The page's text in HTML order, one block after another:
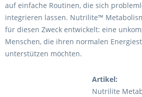
auf einfache Routinen, die sich
integrieren lassen. Nutrilite™
für diesen Zweck entwickelt: eine
Menschen, die ihren normalen
unterstützen möchten.
Artikel:
Nutrilite